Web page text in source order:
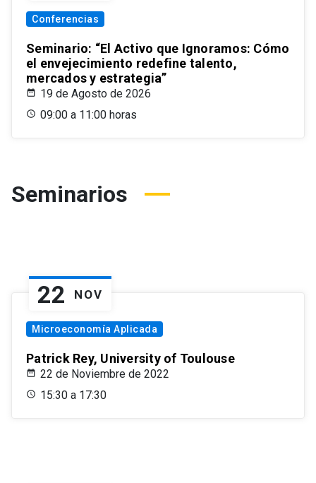
Conferencias
Seminario: “El Activo que Ignoramos: Cómo
el envejecimiento redefine talento,
mercados y estrategia”
19 de Agosto de 2026
09:00 a 11:00 horas
Seminarios
22 NOV
Microeconomía Aplicada
Patrick Rey, University of Toulouse
22 de Noviembre de 2022
15:30 a 17:30